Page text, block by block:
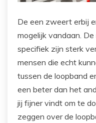
De een zweert erbij
mogelijk vandaan.
specifiek zijn sterk
mensen die echt
tussen de loopband
een beter dan het
jij fijner vindt om te
zeggen over de